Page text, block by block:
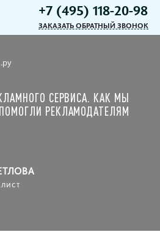
+7 (495) 118-20-98
ЗАКАЗАТЬ ОБРАТНЫЙ ЗВОНОК
СЕРВИСА. КАК МЫ
РЕКЛАМОДАТЕЛЯМ